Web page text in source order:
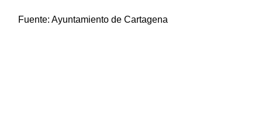
Fuente: Ayuntamiento de Cartagena